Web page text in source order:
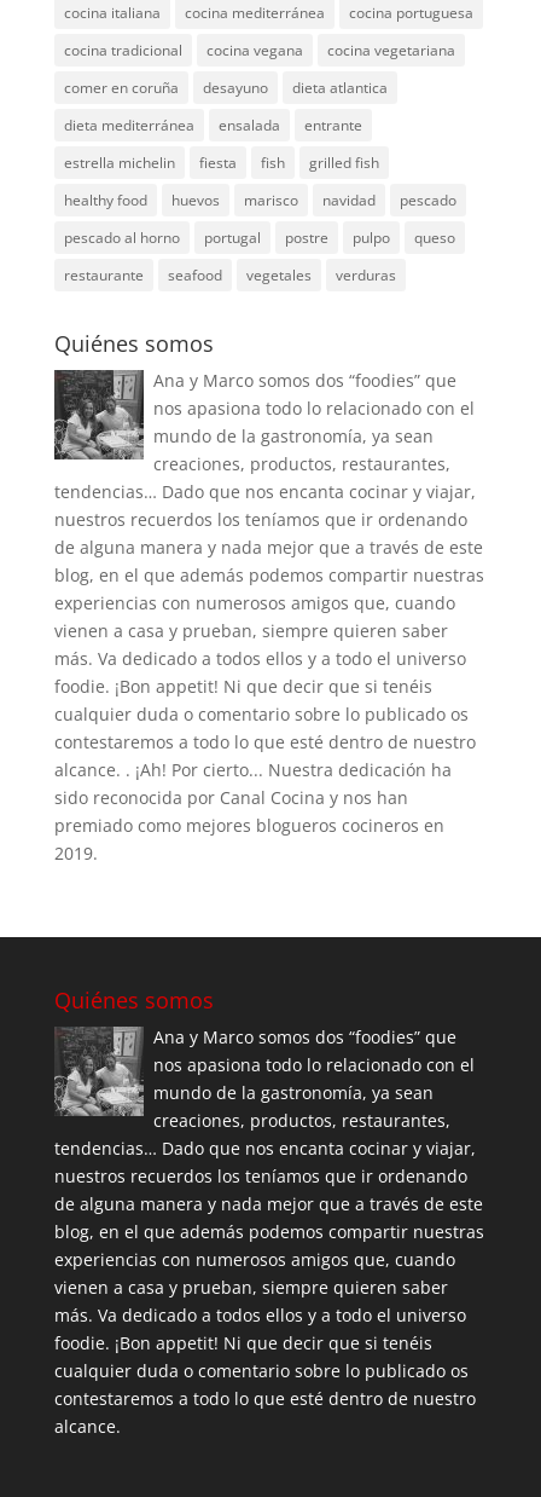
cocina italiana
cocina mediterránea
cocina portuguesa
cocina tradicional
cocina vegana
cocina vegetariana
comer en coruña
desayuno
dieta atlantica
dieta mediterránea
ensalada
entrante
estrella michelin
fiesta fish
grilled fish
healthy food
huevos marisco navidad
pescado
pescado al horno
portugal postre pulpo
queso
restaurante
seafood vegetales verduras
Quiénes somos
Ana y Marco somos dos “foodies” que
nos apasiona todo lo relacionado con el
mundo de la gastronomía, ya sean
creaciones, productos, restaurantes,
tendencias… Dado que nos encanta cocinar y viajar,
nuestros recuerdos los teníamos que ir ordenando
de alguna manera y nada mejor que a través de este
blog, en el que además podemos compartir nuestras
experiencias con numerosos amigos que, cuando
vienen a casa y prueban, siempre quieren saber
más. Va dedicado a todos ellos y a todo el universo
foodie. ¡Bon appetit! Ni que decir que si tenéis
cualquier duda o comentario sobre lo publicado os
contestaremos a todo lo que esté dentro de nuestro
alcance. . ¡Ah! Por cierto... Nuestra dedicación ha
sido reconocida por Canal Cocina y nos han
premiado como mejores blogueros cocineros en
2019.
Quiénes somos
Ana y Marco somos dos “foodies” que
nos apasiona todo lo relacionado con el
mundo de la gastronomía, ya sean
creaciones, productos, restaurantes,
tendencias… Dado que nos encanta cocinar y viajar,
nuestros recuerdos los teníamos que ir ordenando
de alguna manera y nada mejor que a través de este
blog, en el que además podemos compartir nuestras
experiencias con numerosos amigos que, cuando
vienen a casa y prueban, siempre quieren saber
más. Va dedicado a todos ellos y a todo el universo
foodie. ¡Bon appetit! Ni que decir que si tenéis
cualquier duda o comentario sobre lo publicado os
contestaremos a todo lo que esté dentro de nuestro
alcance.